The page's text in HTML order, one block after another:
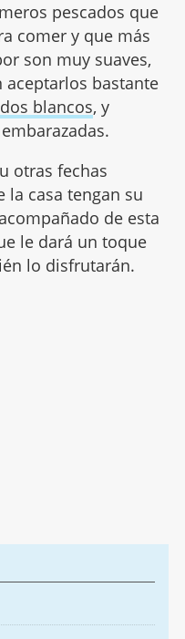
pescados que
comer y que más
son muy suaves,
bastante
blancos, y
u otras fechas
la casa tengan su
de esta
le dará un toque
lo disfrutarán.